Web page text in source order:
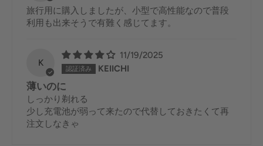
旅行用に購入しましたが、小型で高性能なので普段
利用も出来そうで有難く感じてます。
K
11/19/2025
KEIICHI
薄いのに
しっかり剃れる
少し充電池が弱って来たので代替しておきたくて再
注文しなきゃ